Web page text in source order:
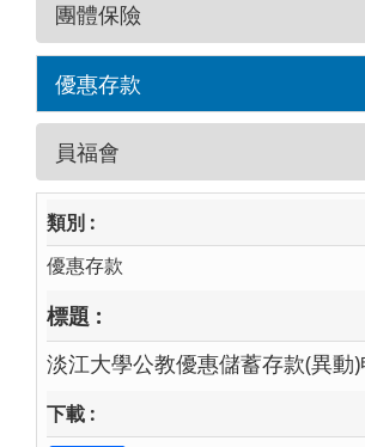
團體保險
優惠存款
員福會
優惠存款
淡江大學公教優惠儲蓄存款(異動